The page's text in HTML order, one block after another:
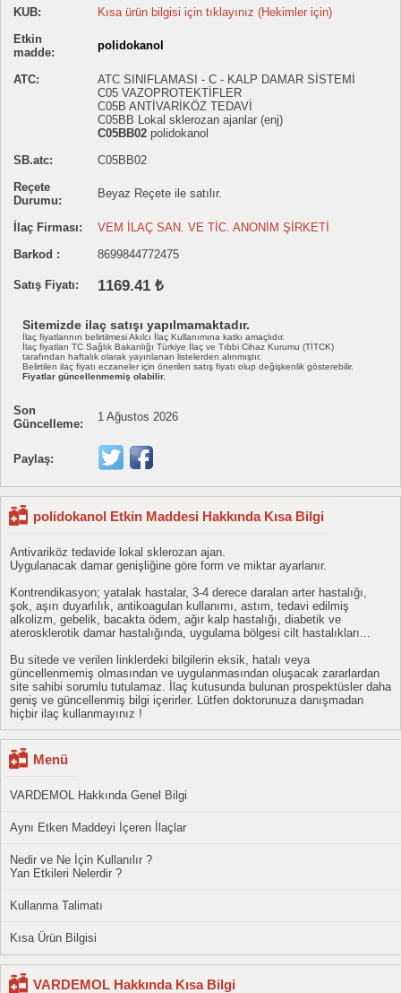
KUB:
Kısa ürün bilgisi için tıklayınız (Hekimler için)
Etkin
madde:
polidokanol
ATC:
ATC SINIFLAMASI - C - KALP DAMAR SİSTEMİ
C05 VAZOPROTEKTİFLER
C05B ANTİVARİKÖZ TEDAVİ
C05BB Lokal sklerozan ajanlar (enj)
C05BB02 polidokanol
SB.atc:
C05BB02
Reçete
Durumu:
Beyaz Reçete ile satılır.
İlaç Firması:
VEM İLAÇ SAN. VE TİC. ANONİM ŞİRKETİ
Barkod :
8699844772475
Satış Fiyatı: 1169.41 ₺
Sitemizde ilaç satışı yapılmamaktadır.
İlaç fiyatlarının belirtilmesi Akılcı İlaç Kullanımına katkı amaçlıdır.
İlaç fiyatları TC Sağlık Bakanlığı Türkiye İlaç ve Tıbbi Cihaz Kurumu (TİTCK)
tarafından haftalık olarak yayınlanan listelerden alınmıştır.
Belirtilen ilaç fiyatı eczaneler için önerilen satış fiyatı olup değişkenlik gösterebilir.
Fiyatlar güncellenmemiş olabilir.
Son
Güncelleme:
1 Ağustos 2026
Paylaş:
polidokanol Etkin Maddesi Hakkında Kısa Bilgi
Antivariköz tedavide lokal sklerozan ajan.
Uygulanacak damar genişliğine göre form ve miktar ayarlanır.
Kontrendikasyon; yatalak hastalar, 3-4 derece daralan arter hastalığı,
şok, aşırı duyarlılık, antikoagulan kullanımı, astım, tedavi edilmiş
alkolizm, gebelik, bacakta ödem, ağır kalp hastalığı, diabetik ve
aterosklerotik damar hastalığında, uygulama bölgesi cilt hastalıkları...
Bu sitede ve verilen linklerdeki bilgilerin eksik, hatalı veya
güncellenmemiş olmasından ve uygulanmasından oluşacak zararlardan
site sahibi sorumlu tutulamaz. İlaç kutusunda bulunan prospektüsler daha
geniş ve güncellenmiş bilgi içerirler. Lütfen doktorunuza danışmadan
hiçbir ilaç kullanmayınız !
Menü
VARDEMOL Hakkında Genel Bilgi
Aynı Etken Maddeyi İçeren İlaçlar
Nedir ve Ne İçin Kullanılır ?
Yan Etkileri Nelerdir ?
Kullanma Talimatı
Kısa Ürün Bilgisi
VARDEMOL Hakkında Kısa Bilgi